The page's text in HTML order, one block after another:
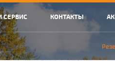
СЕРВИС КОНТАКТЫ